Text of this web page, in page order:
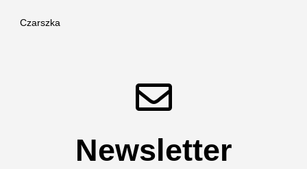
Czarszka
Newsletter